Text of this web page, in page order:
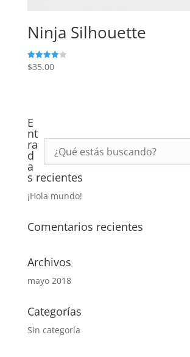
Ninja Silhouette
Valorado
con
$35.00
E
nt
ra
d
a
s recientes
¡Hola mundo!
Comentarios recientes
Archivos
mayo 2018
Categorías
Sin categoría